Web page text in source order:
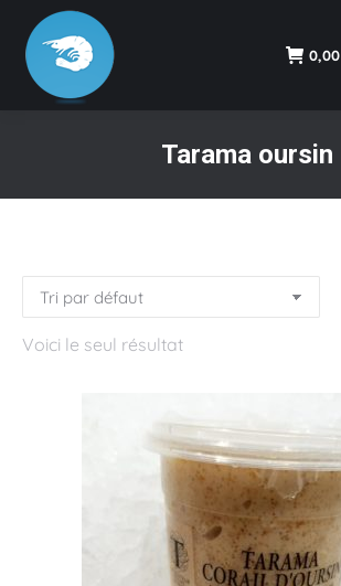
0,00
Tarama oursin
Voici le seul résultat